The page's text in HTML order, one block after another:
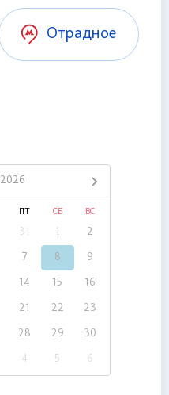
Отрадное
2026
СБ ВС
31 1 2
7 8 9
14 15 16
21 22 23
28 29 30
4 5 6